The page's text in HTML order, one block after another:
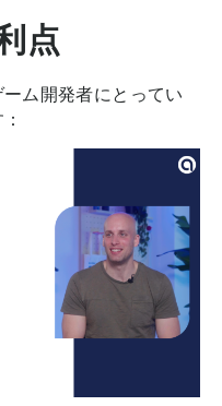
点
ム開発者にとってい